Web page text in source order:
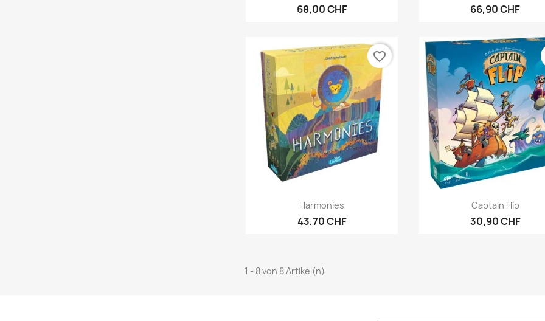
68,00 CHF 66,90 CHF
Vorschau
Harmonies
43,70 CHF
favorite_border
Vorschau
Captain Flip
30,90 CHF
1 - 8 von 8 Artikel(n)